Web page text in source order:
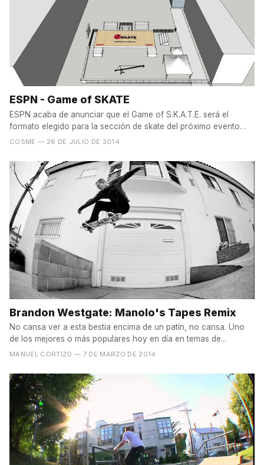
ESPN - Game of SKATE
ESPN acaba de anunciar que el Game of S.K.A.T.E. será el
formato elegido para la sección de skate del próximo evento
de...
COSME — 26 DE JULIO DE 2014
Brandon Westgate: Manolo's Tapes Remix
No cansa ver a esta bestia encima de un patín, no cansa. Uno
de los mejores o más populares hoy en día en temas de...
MANUEL CORTIZO — 7 DE MARZO DE 2014